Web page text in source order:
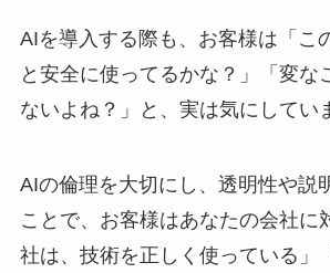
AIを導入する際も、お客様は「こ
と安全に使ってるかな？」「変な
ないよね？」と、実は気にしてい
AIの倫理を大切にし、透明性や説
ことで、お客様はあなたの会社に
社は、技術を正しく使っている」